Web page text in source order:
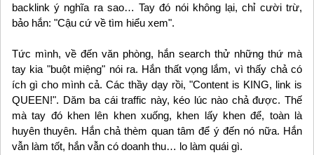
backlink ý nghĩa ra sao… Tay đó nói không lại, chỉ cười trừ,
bảo hắn: "Cậu cứ về tìm hiểu xem".
Tức mình, về đến văn phòng, hắn search thử những thứ mà
tay kia "buột miệng" nói ra. Hắn thất vọng lắm, vì thấy chả có
ích gì cho mình cả. Các thầy dạy rồi, "Content is KING, link is
QUEEN!". Dăm ba cái traffic này, kéo lúc nào chả được. Thế
mà tay đó khen lên khen xuống, khen lấy khen để, toàn là
huyên thuyên. Hắn chả thèm quan tâm để ý đến nó nữa. Hắn
vẫn làm tốt, hắn vẫn có doanh thu… lo làm quái gì.